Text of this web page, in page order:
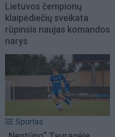
Lietuvos čempionų
klaipėdiečių sveikata
rūpinsis naujas komandos
narys
Sportas